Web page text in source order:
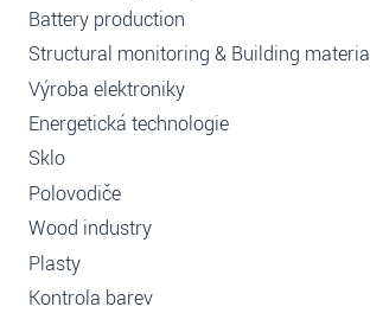
Battery production
Structural monitoring & Building
Výroba elektroniky
Energetická technologie
Sklo
Polovodiče
Wood industry
Plasty
Kontrola barev